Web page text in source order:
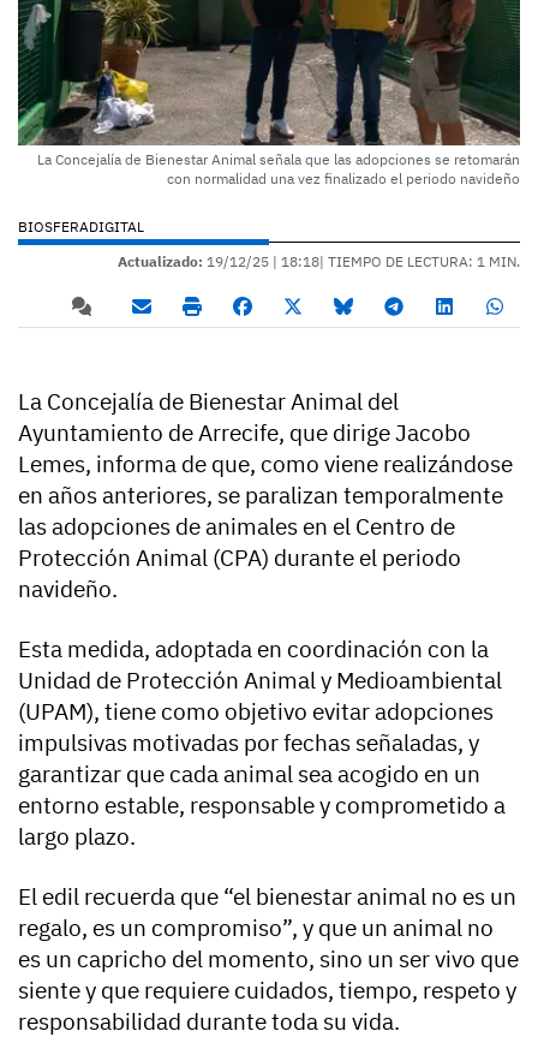
La Concejalía de Bienestar Animal señala que las adopciones se retomarán
con normalidad una vez finalizado el periodo navideño
BIOSFERADIGITAL
Actualizado: 19/12/25 | 18:18| TIEMPO DE LECTURA: 1 MIN.
La Concejalía de Bienestar Animal del
Ayuntamiento de Arrecife, que dirige Jacobo
Lemes, informa de que, como viene realizándose
en años anteriores, se paralizan temporalmente
las adopciones de animales en el Centro de
Protección Animal (CPA) durante el periodo
navideño.
Esta medida, adoptada en coordinación con la
Unidad de Protección Animal y Medioambiental
(UPAM), tiene como objetivo evitar adopciones
impulsivas motivadas por fechas señaladas, y
garantizar que cada animal sea acogido en un
entorno estable, responsable y comprometido a
largo plazo.
El edil recuerda que “el bienestar animal no es un
regalo, es un compromiso”, y que un animal no
es un capricho del momento, sino un ser vivo que
siente y que requiere cuidados, tiempo, respeto y
responsabilidad durante toda su vida.